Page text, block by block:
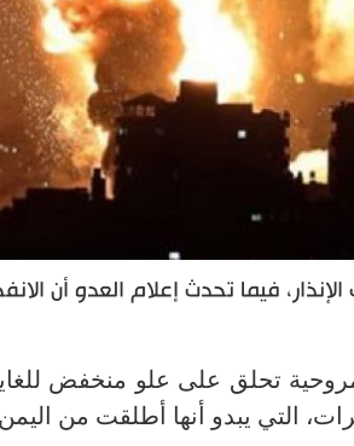
فيما تحدث إعلام العدو أن
تحلق على علو منخفض
التي يبدو أنها أطلقت من